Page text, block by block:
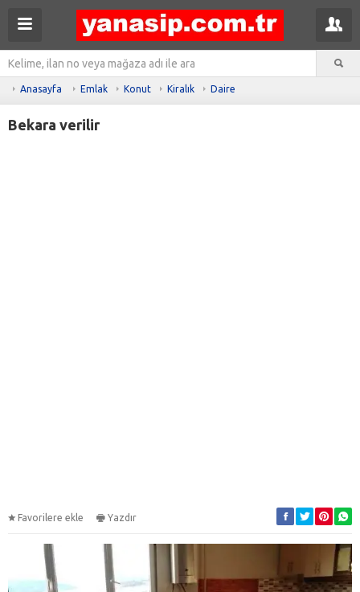
Anasayfa Emlak Konut Kiralık Daire
Bekara verilir
Favorilere ekle Yazdır